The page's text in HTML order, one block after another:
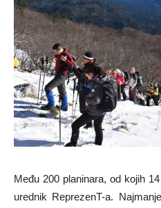
Među 200 planinara, od kojih
urednik ReprezenT-a.